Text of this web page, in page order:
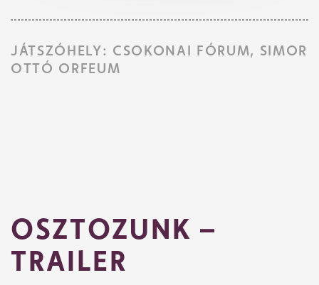
JÁTSZÓHELY: CSOKONAI FÓRUM, SIMOR
OTTÓ ORFEUM
OSZTOZUNK –
TRAILER